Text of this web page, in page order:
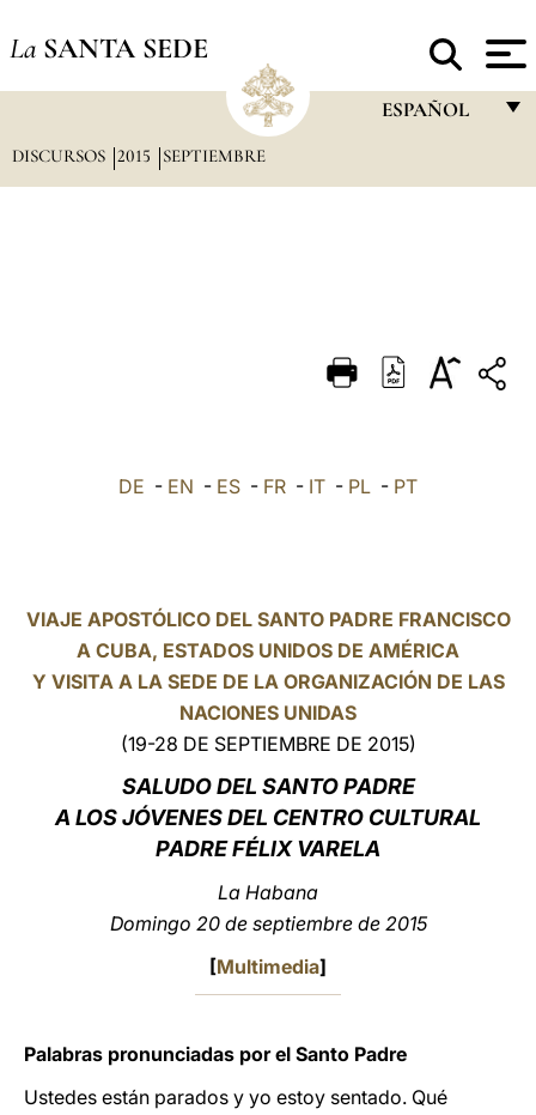
La SANTA SEDE
ESPAÑOL
DEUTSCH
العربيّة
DISCURSOS 2015 SEPTIEMBRE
DE - EN - ES - FR - IT - PL - PT
VIAJE APOSTÓLICO DEL SANTO PADRE FRANCISCO
A CUBA, ESTADOS UNIDOS DE AMÉRICA
Y VISITA A LA SEDE DE LA ORGANIZACIÓN DE LAS
NACIONES UNIDAS
(19-28 DE SEPTIEMBRE DE 2015)
SALUDODEL SANTO PADRE
A LOS JÓVENES DEL CENTRO CULTURAL
PADRE FÉLIX VARELA
La Habana
Domingo 20 de septiembre de 2015
[Multimedia]
Palabras pronunciadas por el Santo Padre
Ustedes están parados y yo estoy sentado. Qué